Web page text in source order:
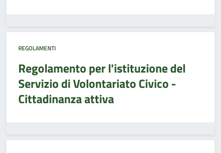
REGOLAMENTI
Regolamento per l'istituzione del
Servizio di Volontariato Civico -
Cittadinanza attiva